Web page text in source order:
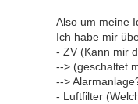
Also um meine
Ich habe mir
- ZV (Kann mir
--> (geschaltet
-->
- Luftfilter